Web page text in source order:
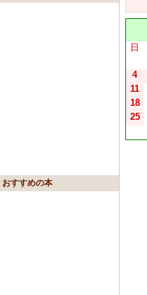
おすすめの本
日
4
11
18
25